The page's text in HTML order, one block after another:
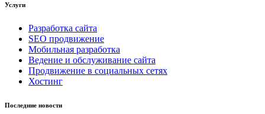
Услуги
Разработка сайта
SEO продвижение
Мобильная разработка
Ведение и обслуживание сайта
Продвижение в социальных сетях
Хостинг
Последние новости